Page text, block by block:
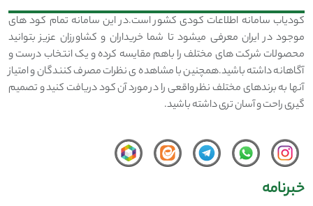
کودیاب سامانه اطلاعات کودی کشور است.در این سامانه تمام کود های
موجود در ایران معرفی میشود تا شما خریداران و کشاورزان عزیز بتوانید
محصولات شرکت های مختلف را باهم مقایسه کرده و یک انتخاب درست و
آگاهانه داشته باشید.همچنین با مشاهده ی نظرات مصرف کنندگان و امتیاز
آنها به برندهای مختلف نظر واقعی را در مورد آن کود دریافت کنید و تصمیم
گیری راحت و آسان تری داشته باشید.
خبرنامه